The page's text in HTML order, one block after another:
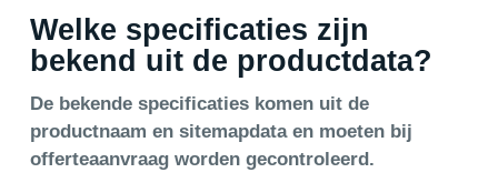
Welke specificaties zijn
bekend uit de productdata?
De bekende specificaties komen uit de
productnaam en sitemapdata en moeten bij
offerteaanvraag worden gecontroleerd.